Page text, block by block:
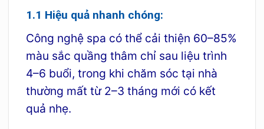
1.1 Hiệu quả nhanh chóng:
Công nghệ spa có thể cải thiện 60–85%
màu sắc quầng thâm chỉ sau liệu trình
4–6 buổi, trong khi chăm sóc tại nhà
thường mất từ 2–3 tháng mới có kết
quả nhẹ.